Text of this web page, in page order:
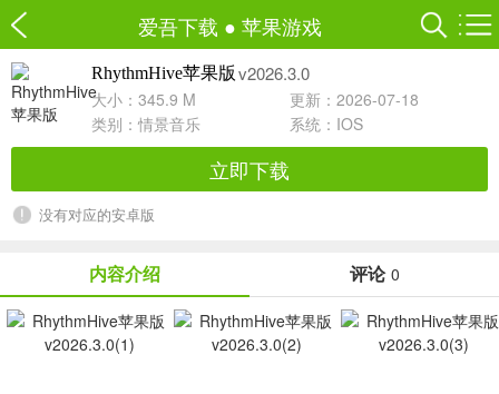
爱吾下载 ● 苹果游戏
RhythmHive苹果版 v2026.3.0
大小：345.9 M
更新：2026-07-18
类别： 情景音乐 系统：IOS
立即下载
没有对应的安卓版
内容介绍 评论 0